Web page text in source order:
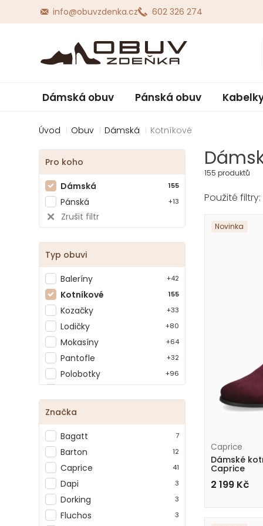
155 produktů
Novinka
Caprice
Dámské
Caprice
9-25302-47
2 199 Kč
Pro koho
Dámská 155
Pánská +13
Zrušit filtr
Typ obuvi
Baleríny +42
Kotníkové 155
Kozačky +33
Lodičky +80
Mokasíny +64
Pantofle +32
Polobotky +96
Zrušit filtr
Značka
Bagatt 7
Barton 12
Caprice 41
Dapi 3
Dorking 3
Fluchos 3
info@obuvzdenka.cz 602 326 274
Úvod Obuv Dámská Kotníkové
Dámská obuv Pánská obuv